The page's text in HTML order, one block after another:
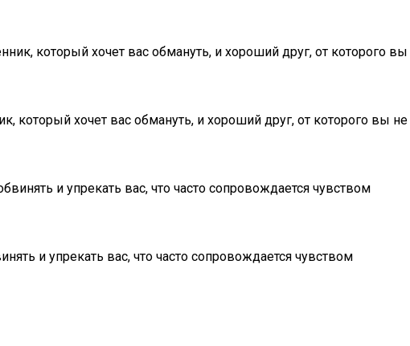
который хочет вас обмануть, и хороший друг, от которого вы
хочет вас обмануть, и хороший друг, от которого вы не
и упрекать вас, что часто сопровождается чувством
и упрекать вас, что часто сопровождается чувством